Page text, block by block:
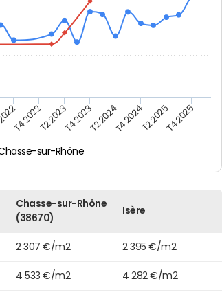
sur-Rhône
T4 2022T2 2023T4 2023T2 2024T4 2024T2 2025T4 2025
Chasse-sur-Rhône
(38670)
Isère
2 307 €/m2 2 395 €/m2
4 533 €/m2 4 282 €/m2